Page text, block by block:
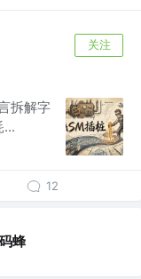
关注
拆解字
...
12
蜂